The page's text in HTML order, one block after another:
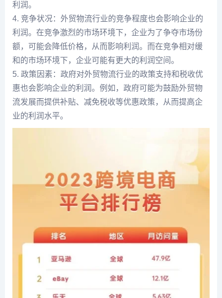
利润。
4. 竞争状况：外贸物流行业的竞争程度也会影响企业的
利润。在竞争激烈的市场环境下，企业为了争夺市场份
额，可能会降低价格，从而影响利润。而在竞争相对缓
和的市场环境下，企业可能有更大的利润空间。
5. 政策因素：政府对外贸物流行业的政策支持和税收优
惠也会影响企业的利润。例如，政府可能为鼓励外贸物
流发展而提供补贴、减免税收等优惠政策，从而提高企
业的利润水平。